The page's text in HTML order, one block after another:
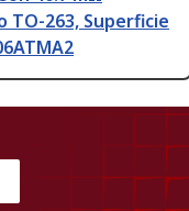
TO-263, Superficie